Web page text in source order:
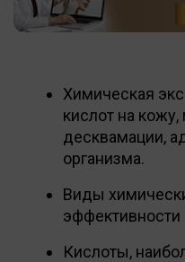
Химическая
кислот на
десквамации,
организма.
Виды
эффективности
Кислоты,